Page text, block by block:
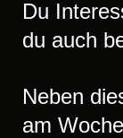
Du
du auch
Neben
am